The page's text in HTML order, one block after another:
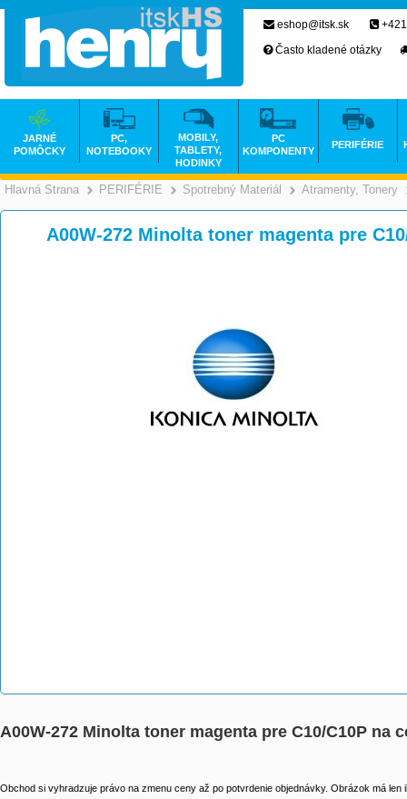
Hlavná Strana >
PERIFÉRIE >
Spotrebný Materiál >
Atramenty, Tonery
A00W-272 Minolta toner magenta pre
A00W-272 Minolta toner magenta pre C10/C10P na
Obchod si vyhradzuje právo na zmenu ceny až po potvrdenie objednávky. Obrázok má len
eshop@itsk.sk
Často kladené otázky
JARNÉ
POMÔCKY
PC,
NOTEBOOKY
MOBILY,
TABLETY,
HODINKY
PC
KOMPONENTY
PERIFÉRIE